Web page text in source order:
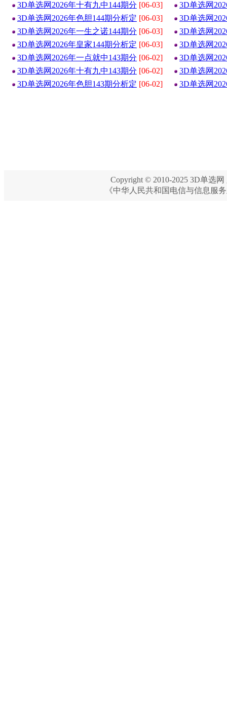
3D单选网2026年十有九中144期分 [06-03]
3D单选网
3D单选网2026年色胆144期分析定 [06-03]
3D单选网
3D单选网2026年一生之诺144期分 [06-03]
3D单选网
3D单选网2026年皇家144期分析定 [06-03]
3D单选网
3D单选网2026年一点就中143期分 [06-02]
3D单选网
3D单选网2026年十有九中143期分 [06-02]
3D单选网
3D单选网2026年色胆143期分析定 [06-02] 3D单选网
Copyright © 2010-2025 3D单选网
《中华人民共和国电信与信息服